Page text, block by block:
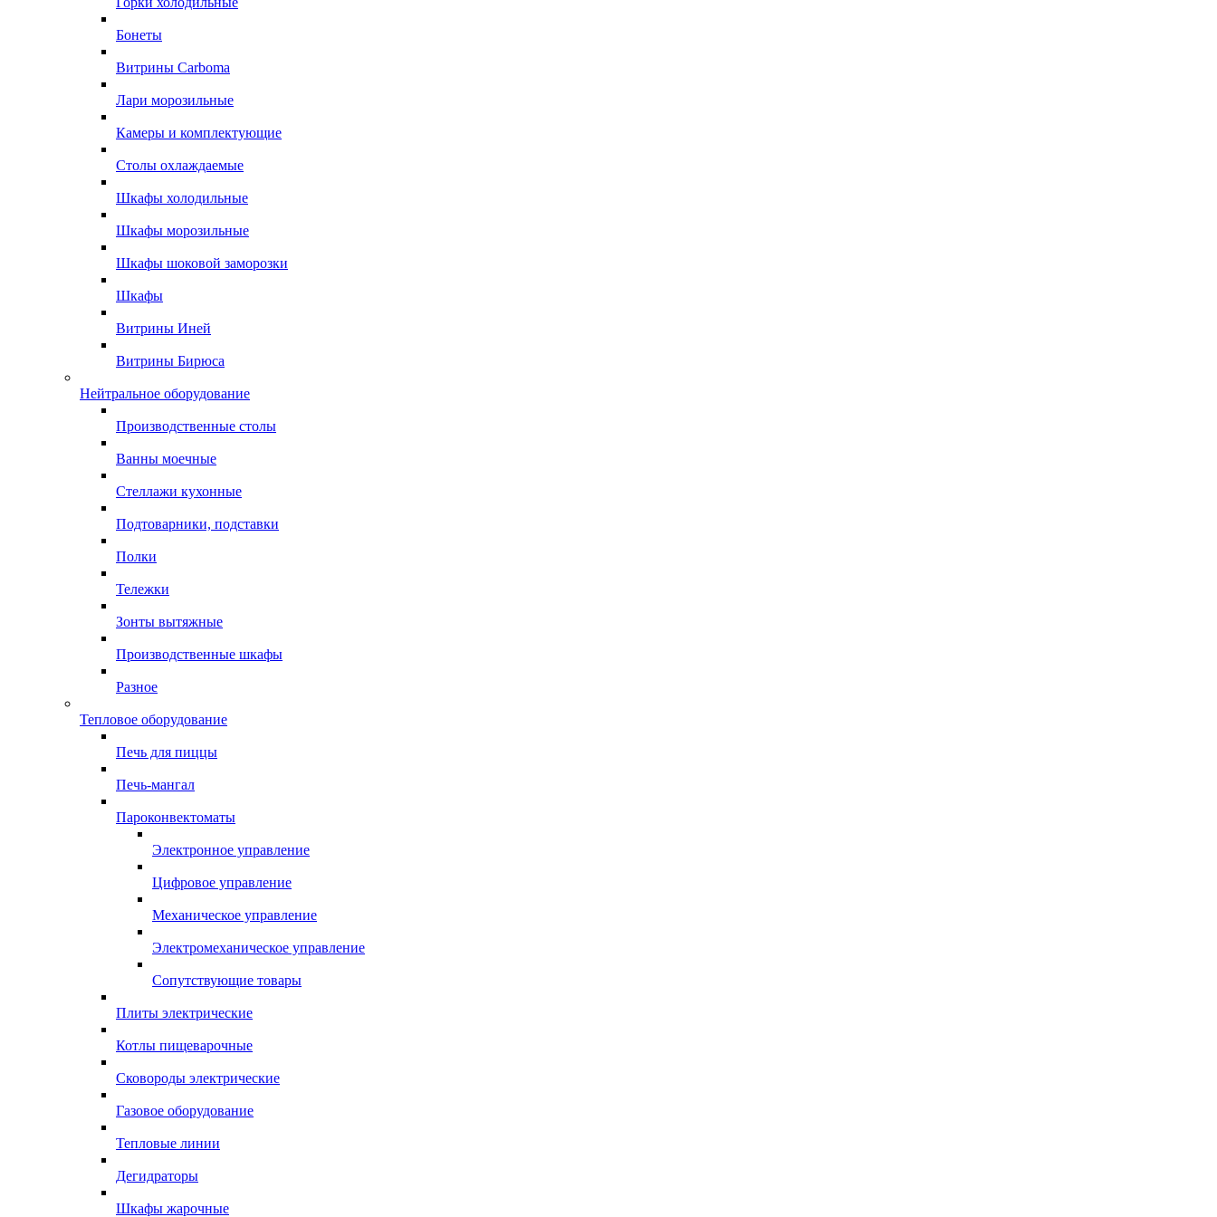
Бонеты
Витрины Carboma
Лари морозильные
Камеры и комплектующие
Столы охлаждаемые
Шкафы холодильные
Шкафы морозильные
Шкафы шоковой заморозки
Шкафы
Витрины Иней
Витрины Бирюса
Нейтральное оборудование
Производственные столы
Ванны моечные
Стеллажи кухонные
Подтоварники, подставки
Полки
Тележки
Зонты вытяжные
Производственные шкафы
Разное
Тепловое оборудование
Печь для пиццы
Печь-мангал
Пароконвектоматы
Электронное управление
Цифровое управление
Механическое управление
Электромеханическое управление
Сопутствующие товары
Плиты электрические
Котлы пищеварочные
Сковороды электрические
Газовое оборудование
Тепловые линии
Дегидраторы
Шкафы жарочные